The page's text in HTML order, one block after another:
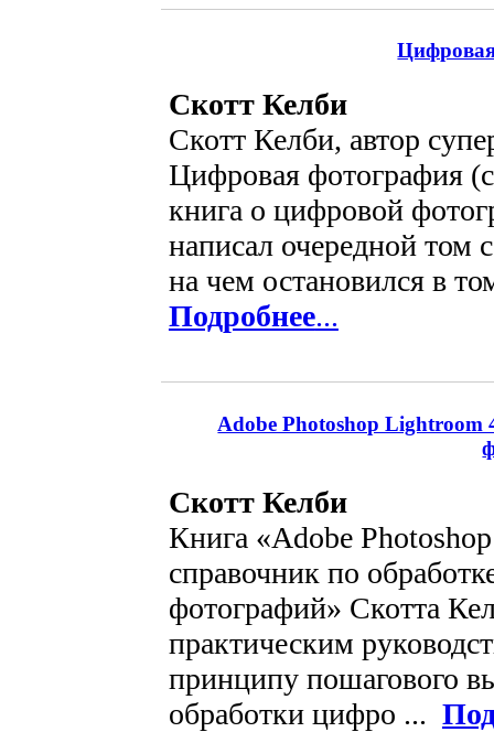
Скотт Келби
Скотт Келби, автор
Цифровая фотография
книга о цифровой
написал очередной том
на чем остановился в
Подробнее...
Adobe Photoshop Lightroom
Скотт Келби
Книга «Adobe
справочник по
фотографий» Скотта
практическим
принципу пошагового
обработки цифро ...